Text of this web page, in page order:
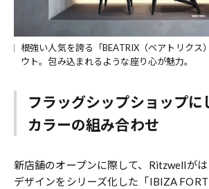
根強い人気を誇る「BEATRIX（ベアトリクス
ウト。包み込まれるような座り心が魅力。
フラッグシップショップに
カラーの組み合わせ
新店舗のオープンに際して、Ritzwellが
デザインをシリーズ化した「IBIZA